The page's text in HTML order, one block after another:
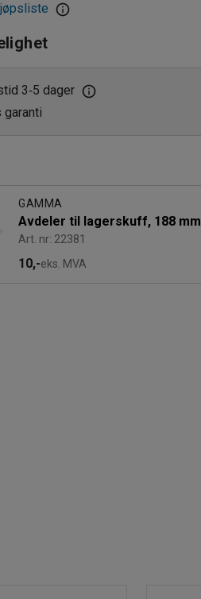
3‑5 dager
garanti
GAMMA
Avdeler til lagerskuff, 188 mm
Art. nr: 22381
10,-eks. MVA